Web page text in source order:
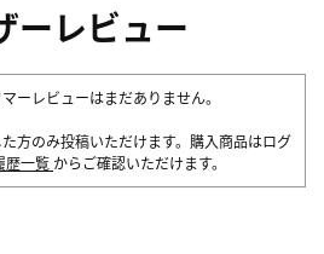
ーレビュー
ーレビューはまだありません。
方のみ投稿いただけます。購入商品はログ
歴一覧 からご確認いただけます。